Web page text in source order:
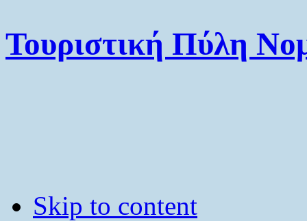
Τουριστική Πύλη
Skip to content